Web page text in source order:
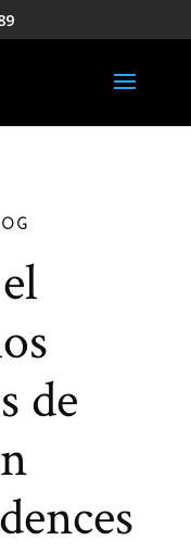
de